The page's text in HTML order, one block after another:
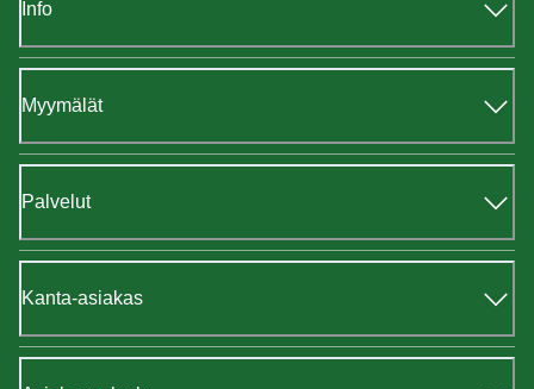
Info
Myymälät
Palvelut
Kanta-asiakas